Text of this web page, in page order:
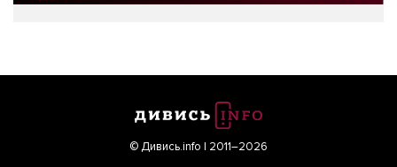
© Дивись.info | 2011–2026